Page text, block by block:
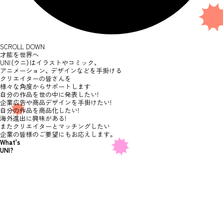
SCROL L DOWN
才能を世界へ
UNI（ウニ）はイラストやコミック、
アニメーション、 デザインなどを手掛ける
クリエイターの皆さんを
様々な角度からサポートします
自分の作品を世の中に発表したい!
企業広告や商品デザインを手掛けたい!
自分の作品を商品化したい!
海外進出に興味がある!
またクリエイターとマッチングしたい
企業の皆様のご要望にもお応えします。
What's
UNI?